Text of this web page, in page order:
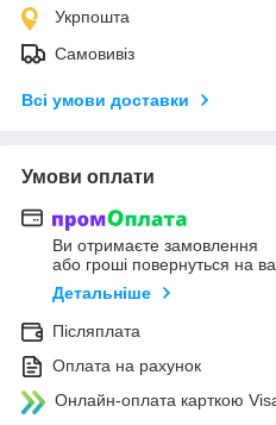
Укрпошта
Самовивіз
Всі умови доставки
Умови оплати
Ви отримаєте замовлення
або гроші повернуться на
Детальніше
Післяплата
Оплата на рахунок
Онлайн-оплата карткою